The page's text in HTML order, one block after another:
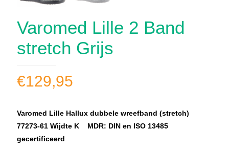
Varomed Lille 2 Band
stretch Grijs
€129,95
Varomed Lille Hallux dubbele wreefband (stretch)
77273-61 Wijdte K MDR: DIN en ISO 13485
gecertificeerd